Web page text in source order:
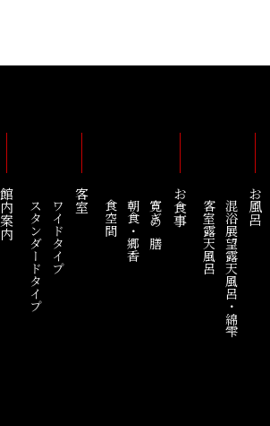
お風呂
混浴展望露天風呂・綿雫
客室露天風呂
お食事
寛ぎの膳
朝食・郷香
食空間
客室
ワイドタイプ
スタンダードタイプ
館内案内